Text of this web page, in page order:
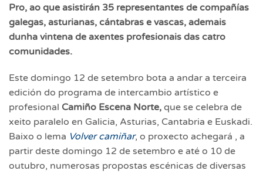
Pro, ao que asistirán 35 representantes de compañías
galegas, asturianas, cántabras e vascas, ademais
dunha vintena de axentes profesionais das catro
comunidades.
Este domingo 12 de setembro bota a andar a terceira
edición do programa de intercambio artístico e
profesional Camiño Escena Norte, que se celebra de
xeito paralelo en Galicia, Asturias, Cantabria e Euskadi.
Baixo o lema Volver camiñar, o proxecto achegará , a
partir deste domingo 12 de setembro e até o 10 de
outubro, numerosas propostas escénicas de diversas